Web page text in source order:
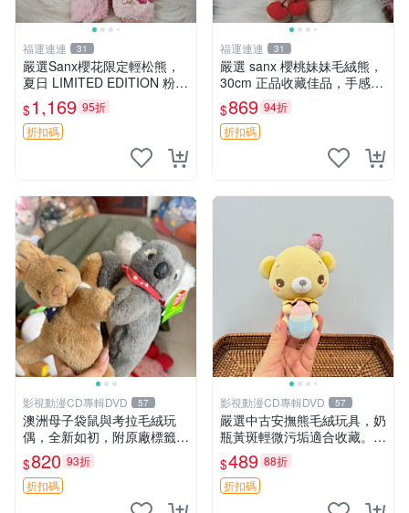
福運連連 31
嚴選Sanx櫻花限定輕松熊，
夏日 LIMITED EDITION 粉色
毛絨熊，背有拉鏈設計，肚內
填充豆袋，精致工藝呈現，狀
態如新，適合收藏與送人 櫻
$1,169 95折
折扣碼
福運連連 31
嚴選 sanx 櫻桃妹妹毛絨熊，
30cm 正品收藏佳品，手感極
軟，適合贈送與收藏 櫻桃妹
妹、sanx、毛絨熊
$869 94折
折扣碼
影視動漫CD專輯DVD 57
澳洲母子袋鼠與考拉毛絨玩
偶，全新如初，附原廠標籤，
手感極軟，適合贈送親朋好
友。袋鼠與考拉正版，精緻尺
寸，適合作為收藏或家飾擺
設，增添暖意。 母子、袋
$820 93折
折扣碼
影視動漫CD專輯DVD 57
嚴選中古安撫熊毛絨玩具，奶
瓶黃斑輕微污垢適合收藏。默
認兩日發貨，全國快遞隨機派
送。 成色如圖可放心購買，
輕微瑕疵和臟污不影響使用。
安撫熊 中古玩偶 毛
$489 88折
折扣碼